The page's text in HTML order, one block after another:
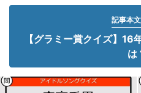
記事本
【グラミー賞クイズ】16
は